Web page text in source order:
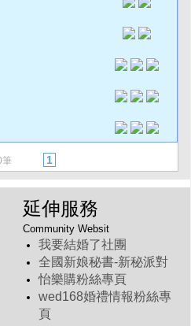
筆 1
延伸服務
Community Websit
我要結婚了社團
全國新娘秘書-新秘派對
怡樂購粉絲專頁
wed168婚禮情報粉絲專
頁